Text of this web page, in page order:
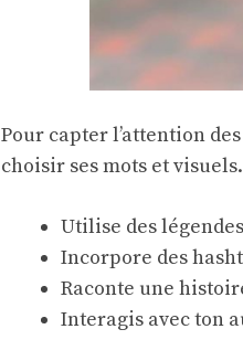
Pour capter l’attention
choisir ses mots et
Utilise des
Incorpore des
Raconte une
Interagis avec ton